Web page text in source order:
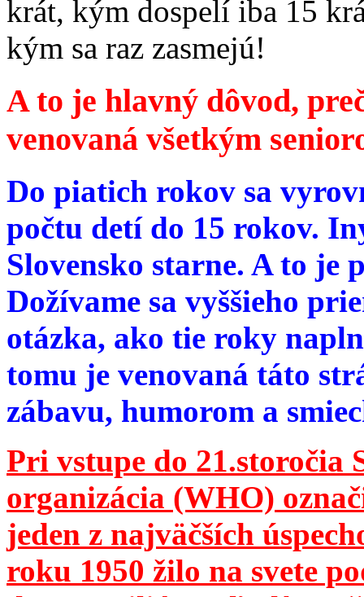
krát, kým dospelí iba 15
kým sa raz zasmejú!
A to je hlavný dôvod,
venovaná všetkým
Do piatich rokov sa
počtu detí do 15 rokov.
Slovensko starne. A to je
Dožívame sa vyššieho
otázka, ako tie roky
tomu je venovaná táto
zábavu, humorom a
Pri vstupe do 21.storočia
organizácia (WHO)
jeden z najväčších
roku 1950 žilo na svete